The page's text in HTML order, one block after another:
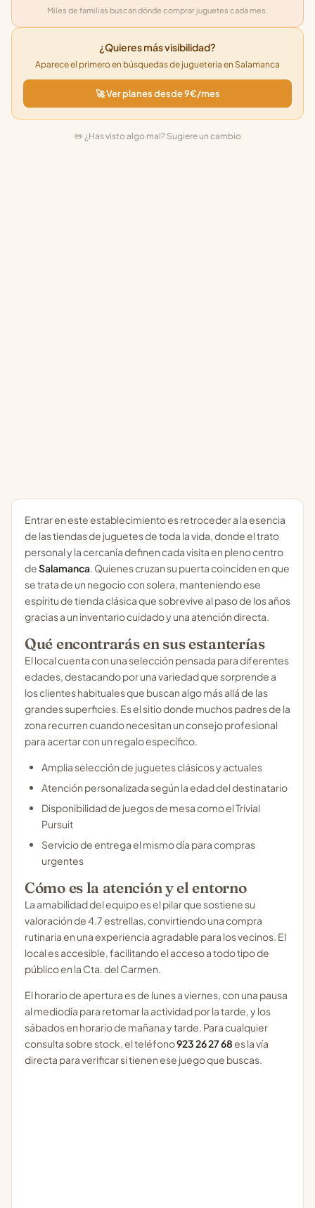
Entrar en este establecimiento es retroceder a la esencia
de las tiendas de juguetes de toda la vida, donde el trato
personal y la cercanía definen cada visita en pleno centro
deSalamanca. Quienes cruzan su puerta coinciden en que
se trata de un negocio con solera, manteniendo ese
espíritu de tienda clásica que sobrevive al paso de los años
gracias a un inventario cuidado y una atención directa.
Qué encontrarás en sus estanterías
El local cuenta con una selección pensada para diferentes
edades, destacando por una variedad que sorprende a
los clientes habituales que buscan algo más allá de las
grandes superficies. Es el sitio donde muchos padres de la
zona recurren cuando necesitan un consejo profesional
para acertar con un regalo específico.
Amplia selección de juguetes clásicos y actuales
Atención personalizada según la edad del destinatario
Disponibilidad de juegos de mesa como el Trivial
Pursuit
Servicio de entrega el mismo día para compras
urgentes
Cómo es la atención y el entorno
La amabilidad del equipo es el pilar que sostiene su
valoración de 4.7 estrellas, convirtiendo una compra
rutinaria en una experiencia agradable para los vecinos. El
local es accesible, facilitando el acceso a todo tipo de
público en la Cta. del Carmen.
El horario de apertura es de lunes a viernes, con una pausa
al mediodía para retomar la actividad por la tarde, y los
sábados en horario de mañana y tarde. Para cualquier
consulta sobre stock, el teléfono923 26 27 68es la vía
directa para verificar si tienen ese juego que buscas.
Miles de familias buscan dónde comprar juguetes cada mes.
¿Quieres más visibilidad?
Aparece el primero en búsquedas de jugueteria en Salamanca
🚀 Ver planes desde 9€/mes
✏️ ¿Has visto algo mal? Sugiere un cambio